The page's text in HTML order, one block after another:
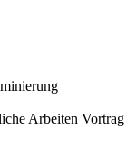
Arbeiten Vortrag